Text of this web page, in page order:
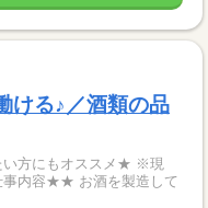
ける♪／酒類の品
い方にもオススメ★ ※現